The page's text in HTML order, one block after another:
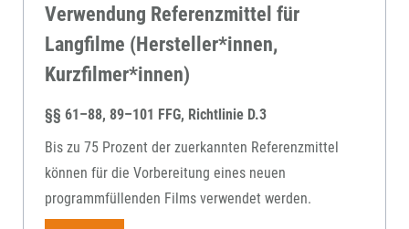
Verwendung Referenzmittel für
Langfilme (Hersteller*innen,
Kurzfilmer*innen)
§§ 61–88, 89–101 FFG, Richtlinie D.3
Bis zu 75 Prozent der zuerkannten Referenzmittel
können für die Vorbereitung eines neuen
programmfüllenden Films verwendet werden.